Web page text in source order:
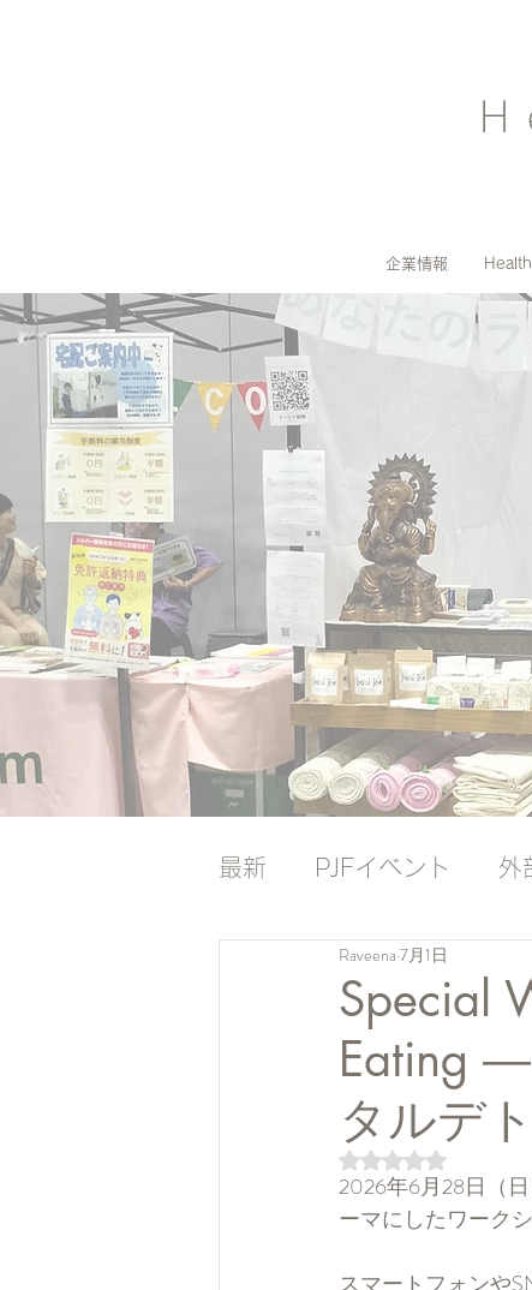
企業情報
最新 PJFイベント 外
ナレッジバンク
Special
Eating
タルデ
Raveena 7月1日
5つ星のうちNaN
2026年6月28日（
ーマにしたワーク